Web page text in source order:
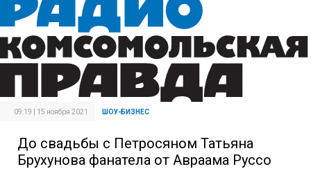
09:19 | 15 ноября 2021 ШОУ-БИЗНЕС
До свадьбы с Петросяном Татьяна
Брухунова фанатела от Авраама Руссо